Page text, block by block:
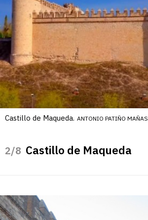
Castillo de Maqueda. ANTONIO PATIÑO MAÑAS
/8 Castillo de Maqueda